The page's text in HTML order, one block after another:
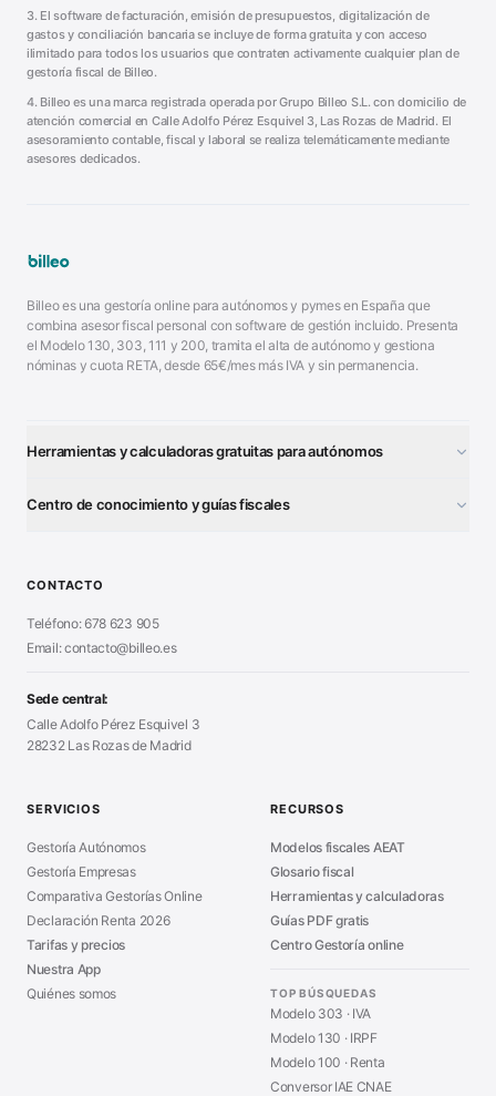
3. El software de facturación, emisión de presupuestos, digitalización de
gastos y conciliación bancaria se incluye de forma gratuita y con acceso
ilimitado para todos los usuarios que contraten activamente cualquier plan de
gestoría fiscal de Billeo.
4. Billeo es una marca registrada operada por Grupo Billeo S.L. con domicilio de
atención comercial en Calle Adolfo Pérez Esquivel 3, Las Rozas de Madrid. El
asesoramiento contable, fiscal y laboral se realiza telemáticamente mediante
asesores dedicados.
Billeo es una gestoría online para autónomos y pymes en España que
combina asesor fiscal personal con software de gestión incluido. Presenta
el Modelo 130, 303, 111 y 200, tramita el alta de autónomo y gestiona
nóminas y cuota RETA, desde 65€/mes más IVA y sin permanencia.
Herramientas y calculadoras gratuitas para autónomos
Generador Nóminas
■ Generador Presupuestos
Generador Facturas
■Modelo Nómina PDF
■Calculadora Vacaciones
Centro de conocimiento y guías fiscales
■Alta Autónomo Paso a Paso
Declaración Renta 2026
■Certificado Digital
■Sanciones Hacienda
■Asesoría en Madrid
CONTACTO
Teléfono: 678 623 905
Email: contacto@billeo.es
Sede central:
Calle Adolfo Pérez Esquivel 3
28232 Las Rozas de Madrid
SERVICIOS
Gestoría Autónomos
Gestoría Empresas
Comparativa Gestorías Online
Declaración Renta 2026
Tarifas y precios
Nuestra App
Quiénes somos
RECURSOS
Modelos fiscales AEAT
Glosario fiscal
Herramientas y calculadoras
Guías PDF gratis
Centro Gestoría online
TOP BÚSQUEDAS
Modelo 303 · IVA
Modelo 130 · IRPF
Modelo 100 · Renta
Conversor IAE CNAE